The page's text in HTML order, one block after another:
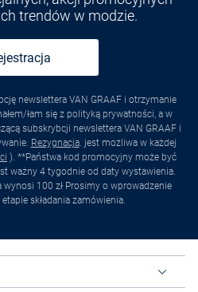
trendów w modzie.
newslettera VAN GRAAF i otrzymanie
łam się z polityką prywatności, a w
subskrybcji newslettera VAN GRAAF i
Rezygnacja. jest możliwa w każdej
). **Państwa kod promocyjny może być
ważny 4 tygodnie od daty wystawienia.
100 zł Prosimy o wprowadzenie
składania zamówienia.